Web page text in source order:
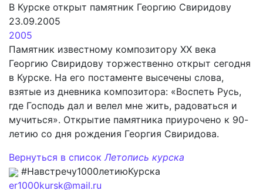
В Курске открыт памятник Георгию Свиридову
23.09.2005
2005
Памятник известному композитору XX века
Георгию Свиридову торжественно открыт сегодня
в Курске. На его постаменте высечены слова,
взятые из дневника композитора: «Воспеть Русь,
где Господь дал и велел мне жить, радоваться и
мучиться». Открытие памятника приурочено к 90-
летию со дня рождения Георгия Свиридова.
Вернуться в списокЛетопись курска
#Навстречу1000летиюКурска
er1000kursk@mail.ru